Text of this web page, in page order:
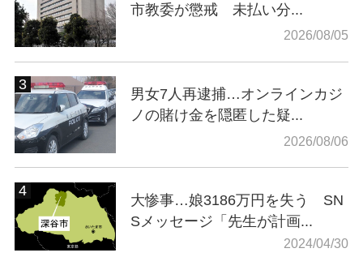
市教委が懲戒 未払い分...
2026/08/05
男女7人再逮捕…オンラインカジ
ノの賭け金を隠匿した疑...
2026/08/06
大惨事…娘3186万円を失う SN
Sメッセージ「先生が計画...
2024/04/30